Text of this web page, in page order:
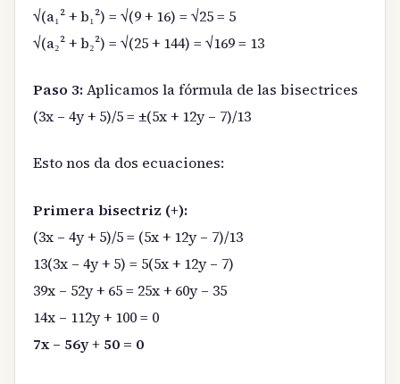
√(a₁² + b₁²) = √(9 + 16) = √25 = 5
√(a₂² + b₂²) = √(25 + 144) = √169 = 13
Paso 3:Aplicamos la fórmula de las bisectrices
(3x – 4y + 5)/5 = ±(5x + 12y – 7)/13
Esto nos da dos ecuaciones:
Primera bisectriz (+):
(3x – 4y + 5)/5 = (5x + 12y – 7)/13
13(3x – 4y + 5) = 5(5x + 12y – 7)
39x – 52y + 65 = 25x + 60y – 35
14x – 112y + 100 = 0
7x – 56y + 50 = 0